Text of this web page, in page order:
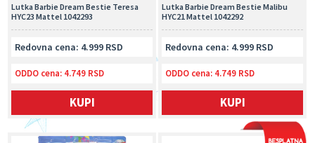
Lutka Barbie Dream Bestie Malibu
HYC21 Mattel 1042292
Redovna cena: 4.999 RSD
ODDO cena: 4.749 RSD
KUPI
Lutka Barbie Dream Bestie Teresa
HYC23 Mattel 1042293
Redovna cena: 4.999 RSD
ODDO cena: 4.749 RSD
KUPI